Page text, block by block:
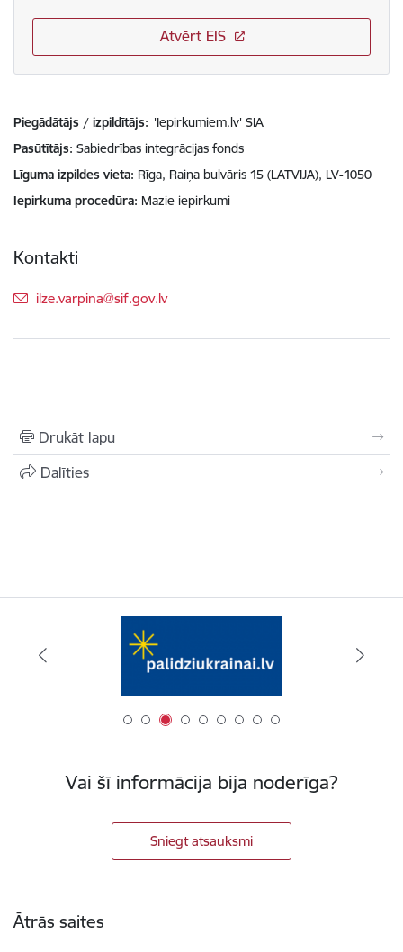
Atvērt EIS
Piegādātājs / izpildītājs: 'Iepirkumiem.lv' SIA
Pasūtītājs Sabiedrības integrācijas fonds
Līguma izpildes vieta Rīga, Raiņa bulvāris 15 (LATVIJA), LV-1050
Iepirkuma procedūra Mazie iepirkumi
Kontakti
E-pasts:
ilze.varpina@sif.gov.lv
Drukāt lapu
Dalīties
Vai šī informācija bija noderīga?
Sniegt atsauksmi
Ātrās saites